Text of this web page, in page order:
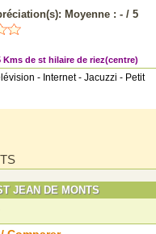
Moyenne : - / 5
Kms de st hilaire de riez(centre)
- Internet - Jacuzzi - Petit
JEAN DE MONTS